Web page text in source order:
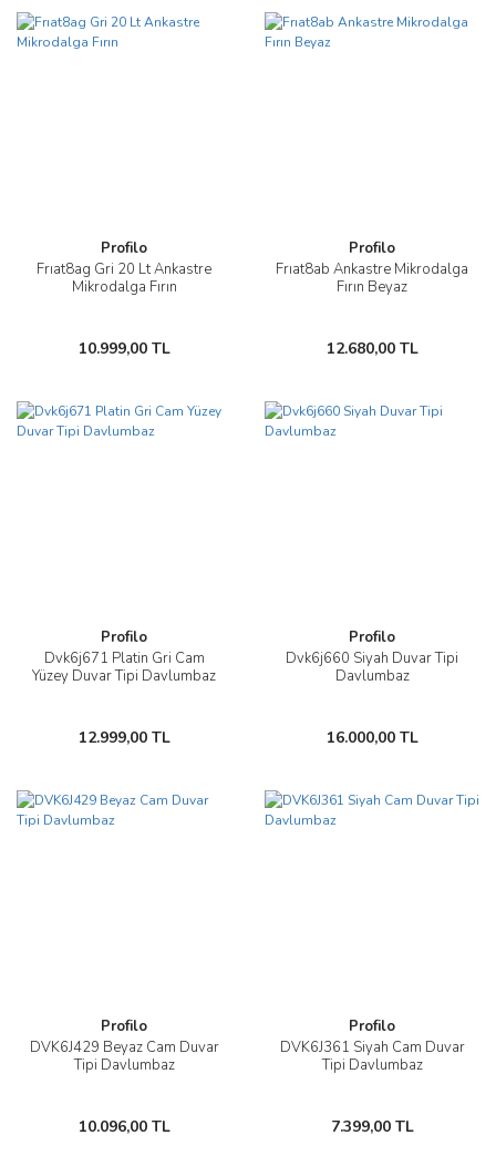
Profilo
Frıat8ag Gri 20 Lt Ankastre
Mikrodalga Fırın
10.999,00 TL
Profilo
Frıat8ab Ankastre Mikrodalga
Fırın Beyaz
12.680,00 TL
Profilo
Dvk6j671 Platin Gri Cam
Yüzey Duvar Tipi Davlumbaz
12.999,00 TL
Profilo
Dvk6j660 Siyah Duvar Tipi
Davlumbaz
16.000,00 TL
Profilo
DVK6J429 Beyaz Cam Duvar
Tipi Davlumbaz
10.096,00 TL
Profilo
DVK6J361 Siyah Cam Duvar
Tipi Davlumbaz
7.399,00 TL